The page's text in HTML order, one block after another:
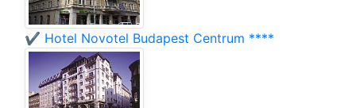
✔️ Hotel Novotel Budapest Centrum ****